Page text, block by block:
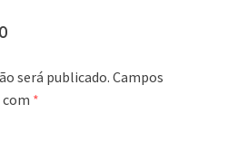
será publicado. Campos
*